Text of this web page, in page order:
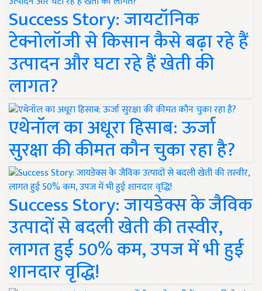
Success Story: जायटॉनिक
टेक्नोलॉजी से किसान कैसे बढ़ा रहे हैं
उत्पादन और घटा रहे हैं खेती की
लागत?
एथेनॉल का अधूरा हिसाब: ऊर्जा
सुरक्षा की कीमत कौन चुका रहा है?
Success Story: जायडेक्स के जैविक
उत्पादों से बदली खेती की तस्वीर,
लागत हुई 50% कम, उपज में भी हुई
शानदार वृद्धि!